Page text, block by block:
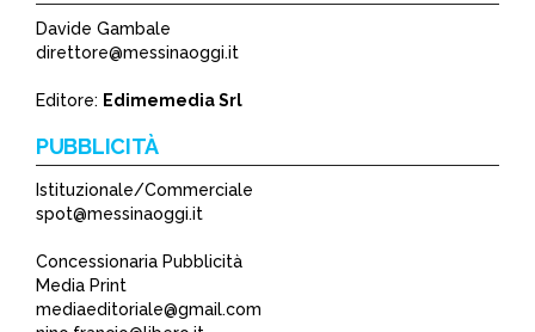
Davide Gambale
direttore@messinaoggi.it
Editore: Edimemedia Srl
PUBBLICITÀ
Istituzionale/Commerciale
spot@messinaoggi.it
Concessionaria Pubblicità
Media Print
mediaeditoriale@gmail.com